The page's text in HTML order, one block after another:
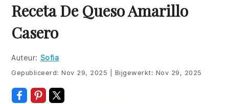
primary
navigation
main
content
primary
sidebar
footer
Receta De Queso Amarillo
Casero
Auteur: Sofia
Gepubliceerd:Nov 29, 2025 Bijgewerkt: Nov 29, 2025